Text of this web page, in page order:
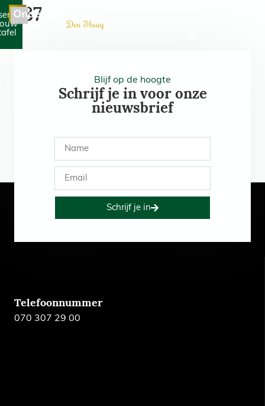
487
Blijf op de hoogte
Schrijf je in voor onze
nieuwsbrief
Schrijf je in
Telefoonnummer
070 307 29 00